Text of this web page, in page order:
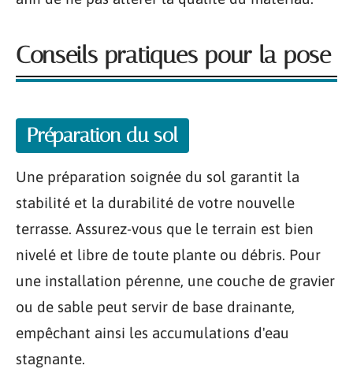
Conseils pratiques pour la pose
Préparation du sol
Une préparation soignée du sol garantit la
stabilité et la durabilité de votre nouvelle
terrasse. Assurez-vous que le terrain est bien
nivelé et libre de toute plante ou débris. Pour
une installation pérenne, une couche de gravier
ou de sable peut servir de base drainante,
empêchant ainsi les accumulations d'eau
stagnante.